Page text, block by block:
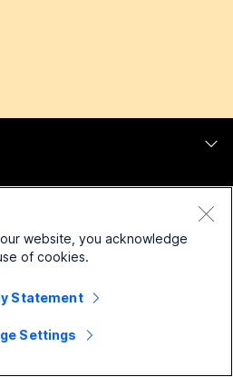
Meetings
Calling
Meetings
ッセージング
:
教育
website, you acknowledge
of cookies.
Statement
Settings